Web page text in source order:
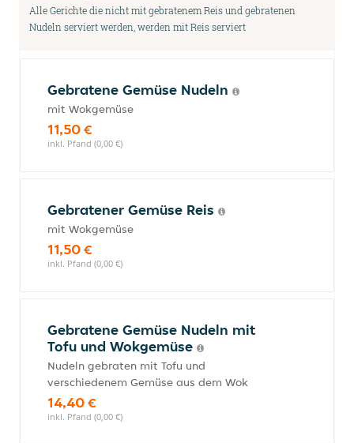
Alle Gerichte die nicht mit gebratenem Reis und gebratenen
Nudeln serviert werden, werden mit Reis serviert
Gebratene Gemüse Nudeln
mit Wokgemüse
11,50 €
inkl. Pfand (0,00 €)
Gebratener Gemüse Reis
mit Wokgemüse
11,50 €
inkl. Pfand (0,00 €)
Gebratene Gemüse Nudeln mit
Tofu und Wokgemüse
Nudeln gebraten mit Tofu und
verschiedenem Gemüse aus dem Wok
14,40 €
inkl. Pfand (0,00 €)